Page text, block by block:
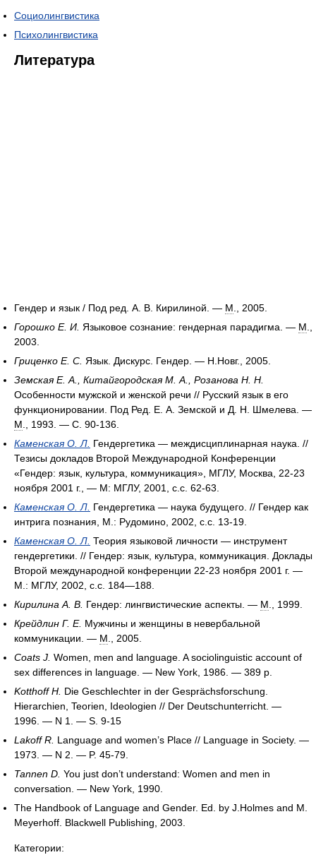
Социолингвистика
Психолингвистика
Литература
Гендер и язык / Под ред. А. В. Кирилиной. — М., 2005.
Горошко Е. И. Языковое сознание: гендерная парадигма. — М.,
2003.
Гриценко Е. С. Язык. Дискурс. Гендер. — Н.Новг., 2005.
Земская Е. А., Китайгородская М. А., Розанова Н. Н.
Особенности мужской и женской речи // Русский язык в его
функционировании. Под Ред. Е. А. Земской и Д. Н. Шмелева. —
М., 1993. — С. 90-136.
Каменская О. Л. Гендергетика — междисциплинарная наука. //
Тезисы докладов Второй Международной Конференции
«Гендер: язык, культура, коммуникация», МГЛУ, Москва, 22-23
ноября 2001 г., — М: МГЛУ, 2001, с.с. 62-63.
Каменская О. Л. Гендергетика — наука будущего. // Гендер как
интрига познания, М.: Рудомино, 2002, с.с. 13-19.
Каменская О. Л. Теория языковой личности — инструмент
гендергетики. // Гендер: язык, культура, коммуникация. Доклады
Второй международной конференции 22-23 ноября 2001 г. —
М.: МГЛУ, 2002, с.с. 184—188.
Кирилина А. В. Гендер: лингвистические аспекты. — М., 1999.
Крейдлин Г. Е. Мужчины и женщины в невербальной
коммуникации. — М., 2005.
Coats J. Women, men and language. A sociolinguistic account of
sex differences in language. — New York, 1986. — 389 p.
Kotthoff H. Die Geschlechter in der Gesprächsforschung.
Hierarchien, Teorien, Ideologien // Der Deutschunterricht. —
1996. — N 1. — S. 9-15
Lakoff R. Language and women’s Place // Language in Society. —
1973. — N 2. — P. 45-79.
Tannen D. You just don’t understand: Women and men in
conversation. — New York, 1990.
The Handbook of Language and Gender. Ed. by J.Holmes and M.
Meyerhoff. Blackwell Publishing, 2003.
Категории: